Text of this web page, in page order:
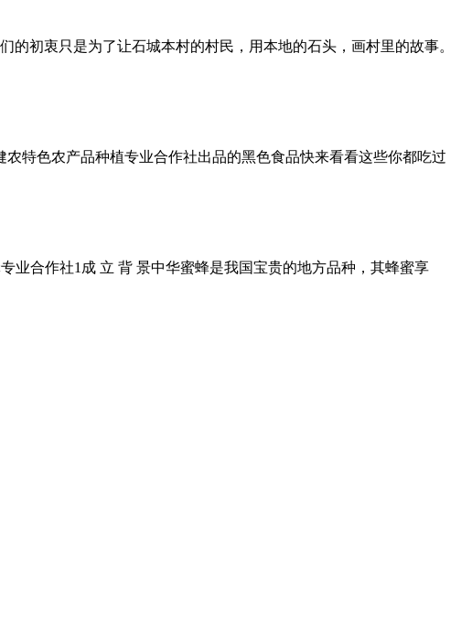
的初衷只是为了让石城本村的村民，用本地的石头，画村里的故事。
特色农产品种植专业合作社出品的黑色食品快来看看这些你都吃过
业合作社1成 立 背 景中华蜜蜂是我国宝贵的地方品种，其蜂蜜享